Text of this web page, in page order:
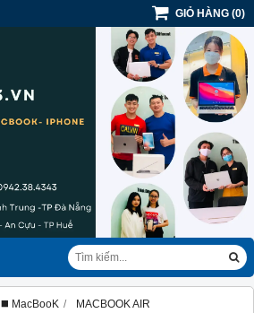
GIỎ HÀNG (0)
◼️ MacBooK
MACBOOK AIR